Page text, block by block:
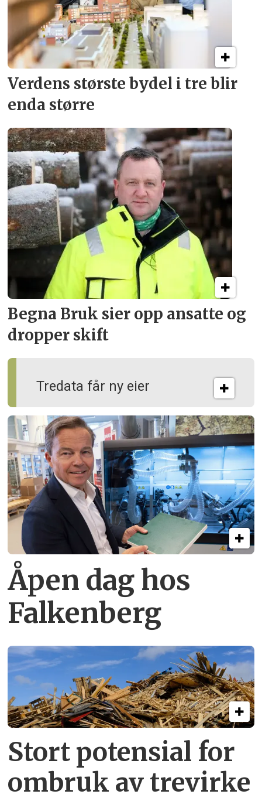
Verdens største bydel i tre blir
enda større
Tredata får ny eier
Begna Bruk sier opp ansatte og
dropper skift
Åpen dag hos
Falkenberg
Stort potensial for
ombruk av tre­virke